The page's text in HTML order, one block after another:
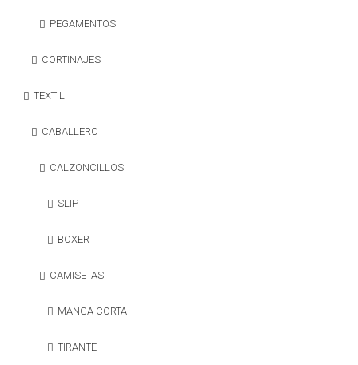
PEGAMENTOS
CORTINAJES
TEXTIL
CABALLERO
CALZONCILLOS
SLIP
BOXER
CAMISETAS
MANGA CORTA
TIRANTE